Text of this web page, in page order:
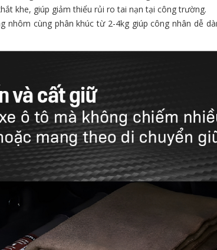
khe, giúp giảm thiểu rủi ro tai nạn tại công trường.
nhôm cùng phân khúc từ 2-4kg giúp công nhân dễ